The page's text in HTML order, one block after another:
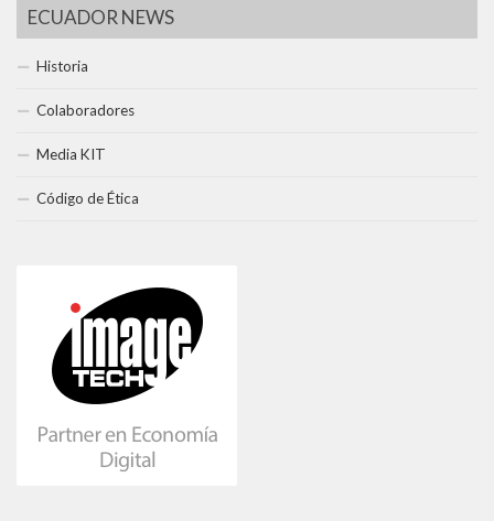
ECUADOR NEWS
Historia
Colaboradores
Media KIT
Código de Ética